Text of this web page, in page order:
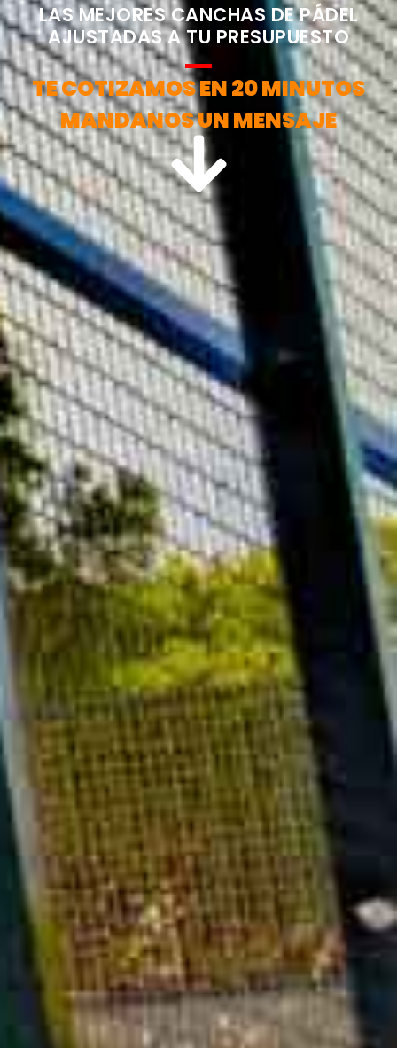
LAS MEJORES CANCHAS DE PÁDEL
AJUSTADAS A TU PRESUPUESTO
TE COTIZAMOS EN 20 MINUTOS
MANDANOS UN MENSAJE